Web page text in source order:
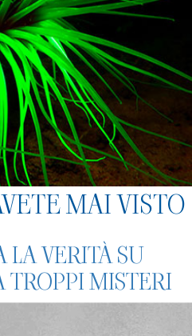
MAI VISTO
VERITÀ SU
TROPPI MISTERI